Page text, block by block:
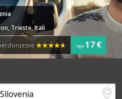
Trieste, Itali
nga 17 €